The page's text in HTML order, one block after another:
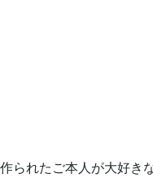
作られたご本人が大好き